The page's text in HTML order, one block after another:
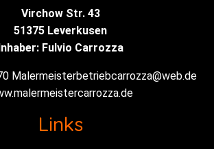
Virchow Str. 43
51375 Leverkusen
Fulvio Carrozza
Malermeisterbetriebcarrozza@web.de
Links